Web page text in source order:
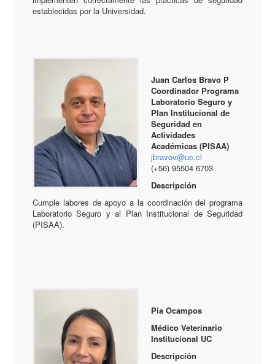
establecidas por la Universidad.
Juan Carlos Bravo P
Coordinador Programa
Laboratorio Seguro y
Plan Institucional de
Seguridad en
Actividades
Académicas (PISAA)
jbravov@uc.cl
(+56) 95504 6703
Descripción
Cumple labores de apoyo a la coordinación del programa
Laboratorio Seguro y al Plan Institucional de Seguridad
(PISAA).
Pia Ocampos
Médico Veterinario
Institucional UC
Descripción